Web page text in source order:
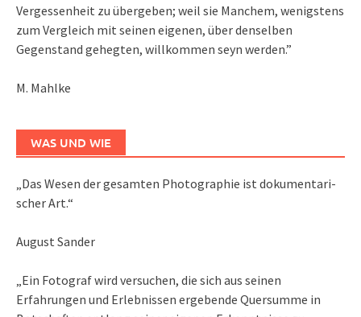
Vergessenheit zu übergeben; weil sie Manchem, wenigstens
zum Vergleich mit seinen eigenen, über denselben
Gegenstand gehegten, willkommen seyn werden.”
M. Mahlke
WAS UND WIE
„Das We­sen der ge­sam­ten Pho­to­gra­phie ist do­ku­men­ta­ri­
scher Art.“
August Sander
„Ein Fotograf wird versuchen, die sich aus seinen
Erfahrungen und Erlebnissen ergebende Quersumme in